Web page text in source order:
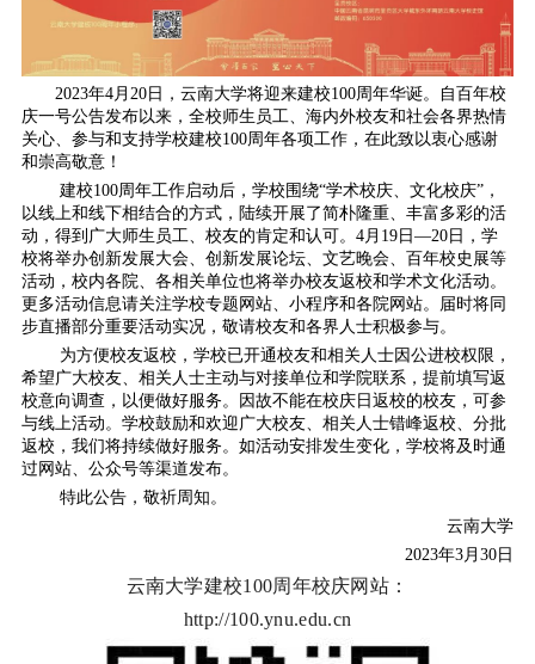
2023年4月20日，云南大学将迎来建校100周年华诞。自百年校
庆一号公告发布以来，全校师生员工、海内外校友和社会各界热情
关心、参与和支持学校建校100周年各项工作，在此致以衷心感谢
和崇高敬意！
建校100周年工作启动后，学校围绕“学术校庆、文化校庆”，
以线上和线下相结合的方式，陆续开展了简朴隆重、丰富多彩的活
动，得到广大师生员工、校友的肯定和认可。4月19日—20日，学
校将举办创新发展大会、创新发展论坛、文艺晚会、百年校史展等
活动，校内各院、各相关单位也将举办校友返校和学术文化活动。
更多活动信息请关注学校专题网站、小程序和各院网站。届时将同
步直播部分重要活动实况，敬请校友和各界人士积极参与。
为方便校友返校，学校已开通校友和相关人士因公进校权限，
希望广大校友、相关人士主动与对接单位和学院联系，提前填写返
校意向调查，以便做好服务。因故不能在校庆日返校的校友，可参
与线上活动。学校鼓励和欢迎广大校友、相关人士错峰返校、分批
返校，我们将持续做好服务。如活动安排发生变化，学校将及时通
过网站、公众号等渠道发布。
特此公告，敬祈周知。
云南大学
2023年3月30日
云南大学建校100周年校庆网站：
http://100.ynu.edu.cn